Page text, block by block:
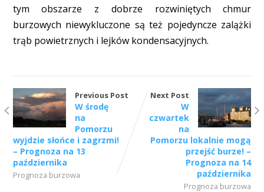
tym obszarze z dobrze rozwiniętych chmur
burzowych niewykluczone są też pojedyncze zalążki
trąb powietrznych i lejków kondensacyjnych.
Previous Post
W środę
na
Pomorzu
wyjdzie słońce i zagrzmi!
– Prognoza na 13
października
Prognoza burzowa
Next Post
W
czwartek
na
Pomorzu lokalnie mogą
przejść burze! –
Prognoza na 14
października
Prognoza burzowa